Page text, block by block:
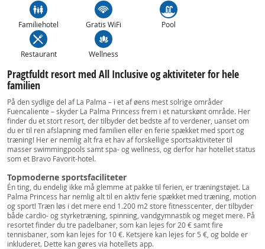
Familiehotel Gratis WiFi Pool
Restaurant Wellness
Pragtfuldt resort med All Inclusive og aktiviteter for hele
familien
På den sydlige del af La Palma – i et af øens mest solrige områder
Fuencaliente – skyder La Palma Princess frem i et naturskønt område. Her
finder du et stort resort, der tilbyder det bedste af to verdener, uanset om
du er til ren afslapning med familien eller en ferie spækket med sport og
træning! Her er nemlig alt fra et hav af forskellige sportsaktiviteter til
masser swimmingpools samt spa- og wellness, og derfor har hotellet status
som et Bravo Favorit-hotel.
Topmoderne sportsfaciliteter
Én ting, du endelig ikke må glemme at pakke til ferien, er træningstøjet. La
Palma Princess har nemlig alt til en aktiv ferie spækket med træning, motion
og sport! Træn løs i det mere end 1.200 m2 store fitnesscenter, der tilbyder
både cardio- og styrketræning, spinning, vandgymnastik og meget mere. På
resortet finder du tre padelbaner, som kan lejes for 20 € samt fire
tennisbaner, som kan lejes for 10 €. Ketsjere kan lejes for 5 €, og bolde er
inkluderet. Dette kan gøres via hotellets app.